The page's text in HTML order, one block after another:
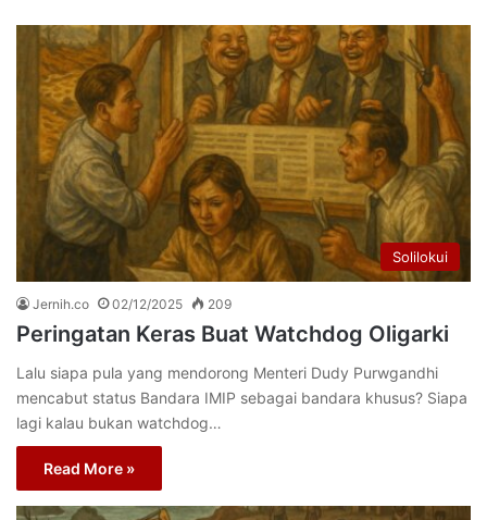
Solilokui
Jernih.co 02/12/2025 209
Peringatan Keras Buat Watchdog Oligarki
Lalu siapa pula yang mendorong Menteri Dudy Purwgandhi
mencabut status Bandara IMIP sebagai bandara khusus? Siapa
lagi kalau bukan watchdog…
Read More »